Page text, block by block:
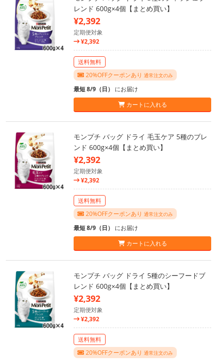
レンド 600g×4個【まとめ買い】
¥2,392
定期便対象
¥2,392
送料無料
20%OFFクーポンあり 通常注文のみ
最短 8/9（日） にお届け
カートに入れる
モンプチ バッグ ドライ 毛玉ケア 5種のブレ
ンド 600g×4個【まとめ買い】
¥2,392
定期便対象
¥2,392
送料無料
20%OFFクーポンあり 通常注文のみ
最短 8/9（日） にお届け
カートに入れる
モンプチ バッグ ドライ 5種のシーフードブ
レンド 600g×4個【まとめ買い】
¥2,392
定期便対象
¥2,392
送料無料
20%OFFクーポンあり 通常注文のみ